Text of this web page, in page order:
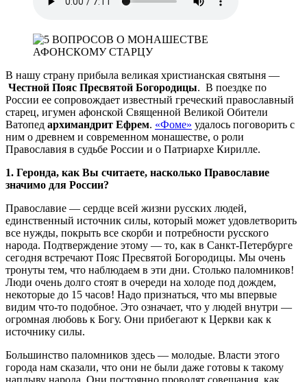
В нашу страну прибыла великая христианская святыня —
Честной Пояс Пресвятой Богородицы. В поездке по
России ее сопровождает известный греческий православный
старец, игумен афонской Священной Великой Обители
Ватопед архимандрит Ефрем. «Фоме» удалось поговорить с
ним о древнем и современном монашестве, о роли
Православия в судьбе России и о Патриархе Кирилле.
1. Геронда, как Вы считаете, насколько Православие
значимо для России?
Православие — сердце всей жизни русских людей,
единственный источник силы, который может удовлетворить
все нужды, покрыть все скорби и потребности русского
народа. Подтверждение этому — то, как в Санкт-Петербурге
сегодня встречают Пояс Пресвятой Богородицы. Мы очень
тронуты тем, что наблюдаем в эти дни. Столько паломников!
Люди очень долго стоят в очереди на холоде под дождем,
некоторые до 15 часов! Надо признаться, что мы впервые
видим что-то подобное. Это означает, что у людей внутри —
огромная любовь к Богу. Они прибегают к Церкви как к
источнику силы.
Большинство паломников здесь — молодые. Власти этого
города нам сказали, что они не были даже готовы к такому
наплыву народа. Они постоянно проводят совещания, как